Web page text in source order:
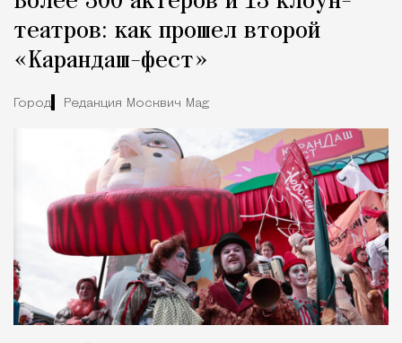
театров: как прошел второй
«Карандаш-фест»
Город Редакция Москвич Mag